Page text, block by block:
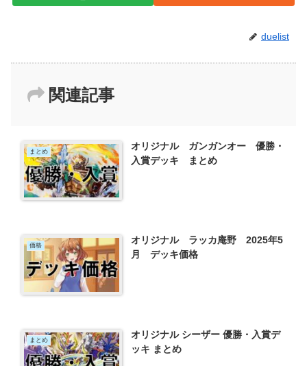
duelist
関連記事
まとめ
オリジナル ガンガンオー 優勝・
入賞デッキ まとめ
価格
オリジナル ラッカ庵野 2025年5
月 デッキ価格
まとめ
オリジナル シーザー 優勝・入賞デ
ッキ まとめ